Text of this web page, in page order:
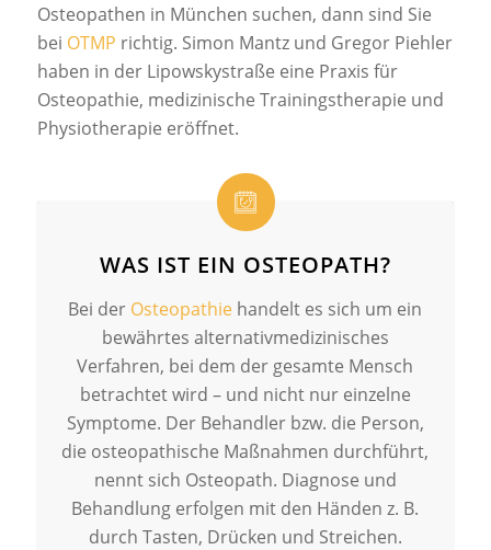
Osteopathen in München suchen, dann sind Sie
bei OTMP richtig. Simon Mantz und Gregor Piehler
haben in der Lipowskystraße eine Praxis für
Osteopathie, medizinische Trainingstherapie und
Physiotherapie eröffnet.
WAS IST EIN OSTEOPATH?
Bei der Osteopathie handelt es sich um ein
bewährtes alternativmedizinisches
Verfahren, bei dem der gesamte Mensch
betrachtet wird – und nicht nur einzelne
Symptome. Der Behandler bzw. die Person,
die osteopathische Maßnahmen durchführt,
nennt sich Osteopath. Diagnose und
Behandlung erfolgen mit den Händen z. B.
durch Tasten, Drücken und Streichen.